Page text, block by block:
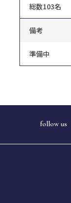
総数103名
備考
準備中
follow us